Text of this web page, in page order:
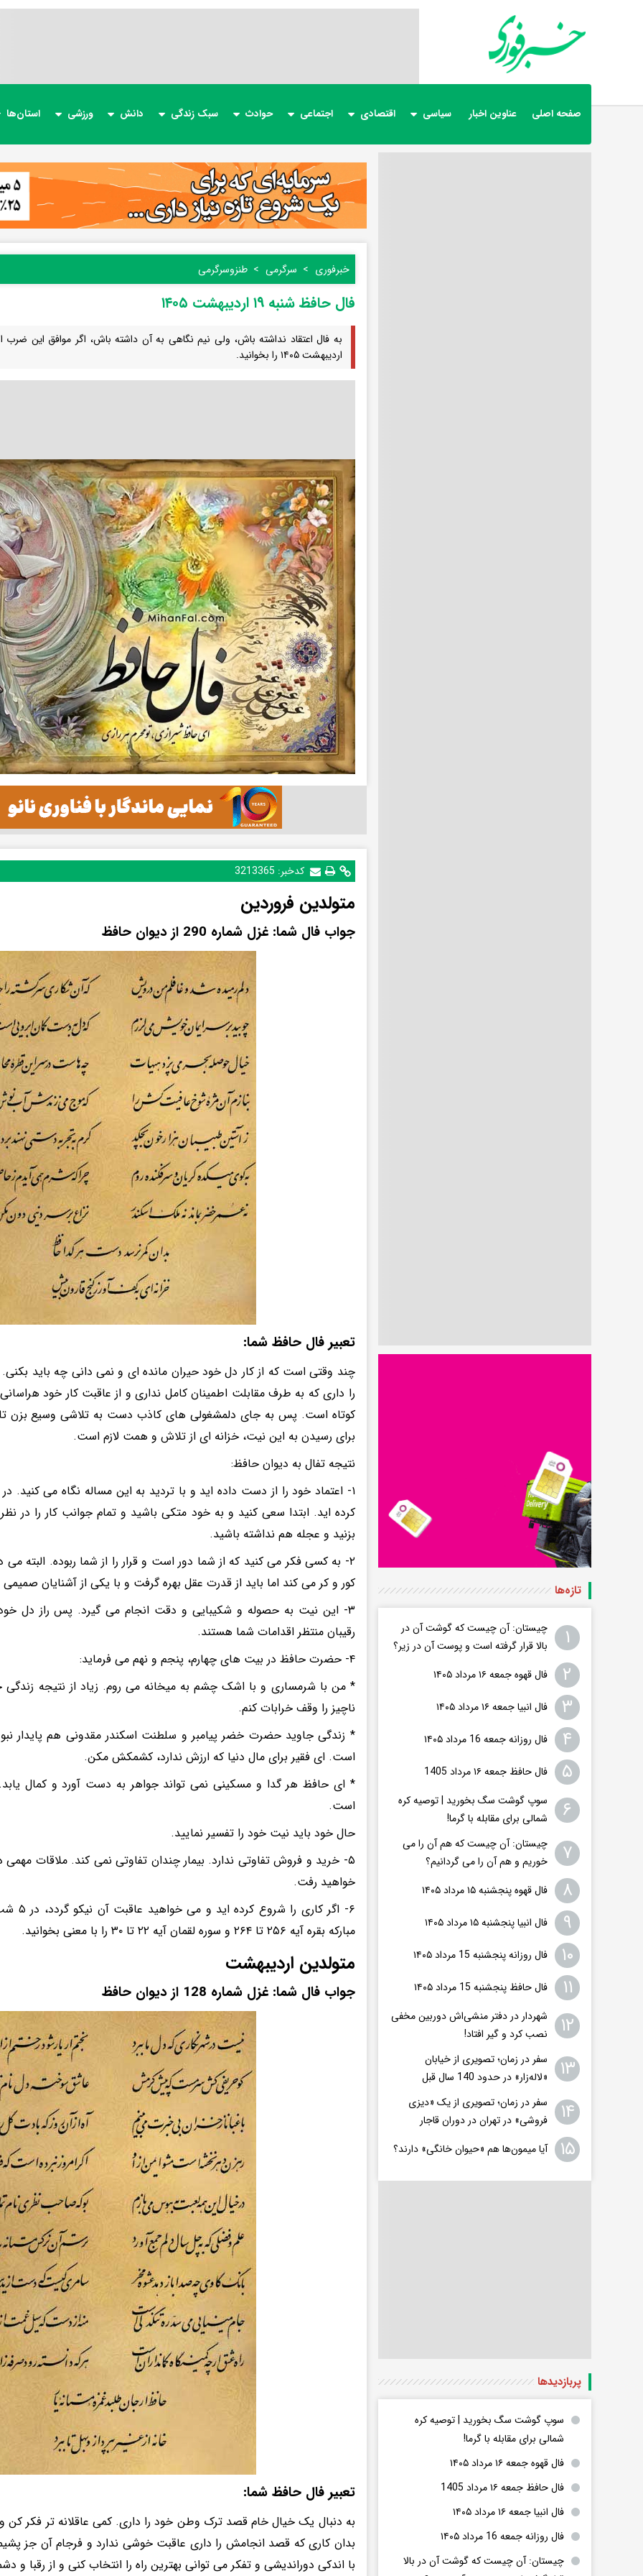
صفحه اصلی عناوین اخبار سیاسی اقتصادی اجتماعی حوادث سبک زندگی دانش ورزشی استان‌ها
خبرفوری سرگرمی طنز‌و‌سرگرمی
فال حافظ شنبه ۱۹ اردیبهشت ۱۴۰۵
اردیبهشت ۱۴۰۵ را بخوانید.
کدخبر: 3213365
متولدین فروردین
جواب فال شما: غزل شماره 290 از دیوان حافظ
تعبیر فال حافظ شما:
چند وقتی است که از کار دل خود حیران مانده ای و نمی دانی چه باید
را داری که به طرف مقابلت اطمینان کامل نداری و از عاقبت کار خود
کوتاه است. پس به جای دلمشغولی های کاذب دست به تلاشی وسیع بزن
برای رسیدن به این نیت، خزانه ای از تلاش و همت لازم است.
نتیجه تفال به دیوان حافظ:
۱- اعتماد خود را از دست داده اید و با تردید به این مساله نگاه می
کرده اید. ابتدا سعی کنید و به خود متکی باشید و تمام جوانب کار را در
بزنید و عجله هم نداشته باشید.
۲- به کسی فکر می کنید که از شما دور است و قرار را از شما ربوده. البته
کور و کر می کند اما باید از قدرت عقل بهره گرفت و با یکی از آشنایان
۳- این نیت به حصوله و شکیبایی و دقت انجام می گیرد. پس راز دل
رقیبان منتظر اقدامات شما هستند.
۴- حضرت حافظ در بیت های چهارم، پنجم و نهم می فرماید:
* من با شرمساری و با اشک چشم به میخانه می روم. زیاد از نتیجه
ناچیز را وقف خرابات کنم.
* زندگی جاوید حضرت خضر پیامبر و سلطنت اسکندر مقدونی هم پایدار
است. ای فقیر برای مال دنیا که ارزش ندارد، کشمکش مکن.
* ای حافظ هر گدا و مسکینی نمی تواند جواهر به دست آورد و کمال
است.
حال خود باید نیت خود را تفسیر نمایید.
۵- خرید و فروش تفاوتی ندارد. بیمار چندان تفاوتی نمی کند. ملاقات
خواهید رفت.
۶- اگر
مبارکه بقره آیه ۲۵۶ تا ۲۶۴ و سوره لقمان آیه ۲۲ تا ۳۰ را با معنی بخوانید.
متولدین اردیبهشت
جواب فال شما: غزل شماره 128 از دیوان حافظ
تعبیر فال حافظ شما:
به دنبال یک خیال خام قصد ترک وطن خود را داری. کمی عاقلانه تر فکر کن
بدان کاری که قصد انجامش را داری عاقبت خوشی ندارد و فرجام آن جز
با اندکی دوراندیشی و تفکر می توانی بهترین راه را انتخاب کنی و از رقبا و
تازه‌ها
۱
چیستان: آن چیست که گوشت آن در
بالا قرار گرفته است و پوست آن در زیر؟
۲ فال قهوه جمعه ۱۶ مرداد ۱۴۰۵
۳ فال انبیا جمعه ۱۶ مرداد ۱۴۰۵
۴ فال روزانه جمعه 16 مرداد ۱۴۰۵
۵ فال حافظ جمعه ۱۶ مرداد 1405
۶
سوپ گوشت سگ بخورید | توصیه کره
شمالی برای مقابله با گرما!
۷
چیستان: آن چیست که هم آن را می
خوریم و هم آن را می گردانیم؟
۸ فال قهوه پنجشنبه ۱۵ مرداد ۱۴۰۵
۹ فال انبیا پنجشنبه ۱۵ مرداد ۱۴۰۵
۱۰ فال روزانه پنجشنبه 15 مرداد ۱۴۰۵
۱۱ فال حافظ پنجشنبه 15 مرداد ۱۴۰۵
۱۲
شهردار در دفتر منشی‌اش دوربین مخفی
نصب کرد و گیر افتاد!
۱۳
سفر در زمان؛ تصویری از خیابان
«لاله‌زار» در حدود 140 سال قبل
۱۴
سفر در زمان؛ تصویری از یک «دیزی
فروشی» در تهران در دوران قاجار
۱۵ آیا میمون‌ها هم «حیوان خانگی» دارند؟
پربازدید‌ها
سوپ گوشت سگ بخورید | توصیه کره
شمالی برای مقابله با گرما!
فال قهوه جمعه ۱۶ مرداد ۱۴۰۵
فال حافظ جمعه ۱۶ مرداد 1405
فال انبیا جمعه ۱۶ مرداد ۱۴۰۵
فال روزانه جمعه 16 مرداد ۱۴۰۵
چیستان: آن چیست که گوشت آن در بالا